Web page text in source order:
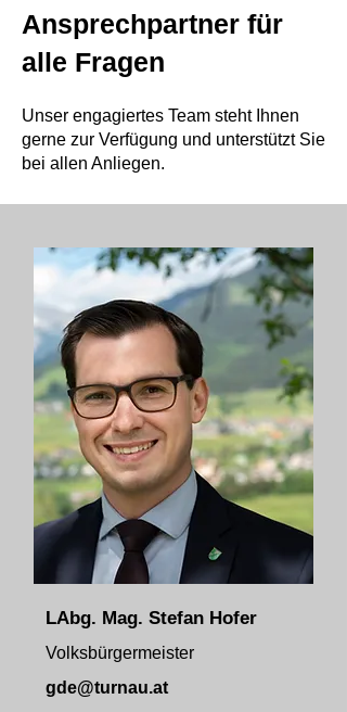
Ansprechpartner für
alle Fragen
Unser engagiertes Team steht Ihnen
gerne zur Verfügung und unterstützt Sie
bei allen Anliegen.
LAbg. Mag. Stefan Hofer
Volksbürgermeister
gde@turnau.at